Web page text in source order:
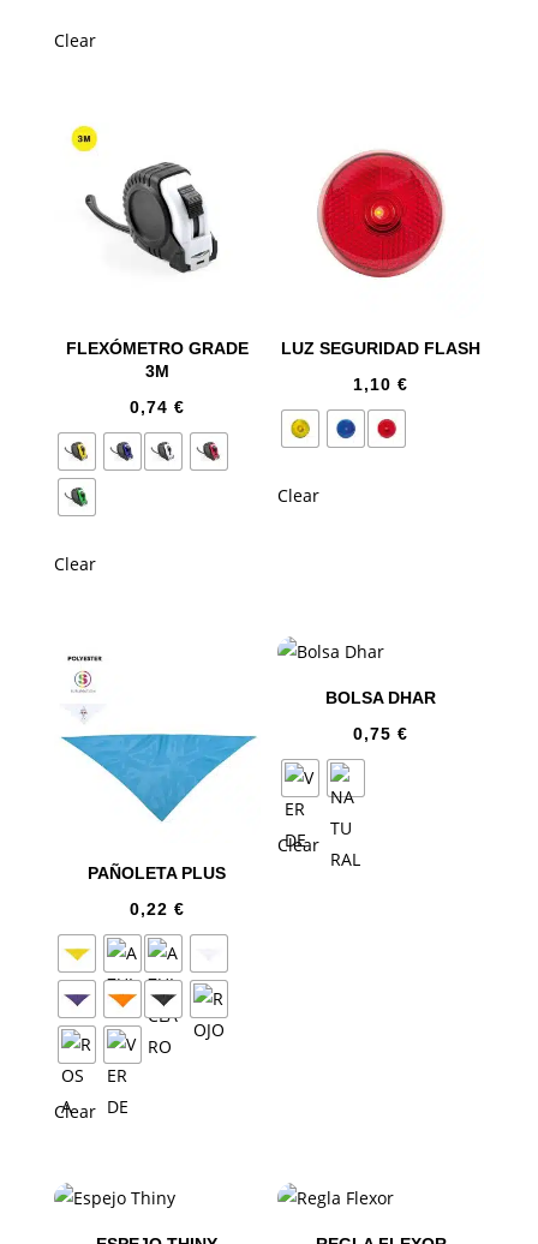
Clear
FLEXÓMETRO GRADE
3M
0,74 €
Clear
LUZ SEGURIDAD FLASH
1,10€
Clear
PAÑOLETA PLUS
0,22 €
Clear
BOLSA DHAR
0,75€
Clear